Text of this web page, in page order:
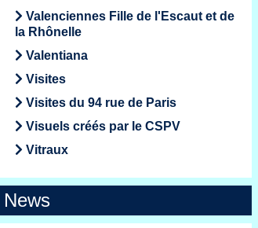
Valenciennes Fille de l'Escaut et de
la Rhônelle
Valentiana
Visites
Visites du 94 rue de Paris
Visuels créés par le CSPV
Vitraux
News